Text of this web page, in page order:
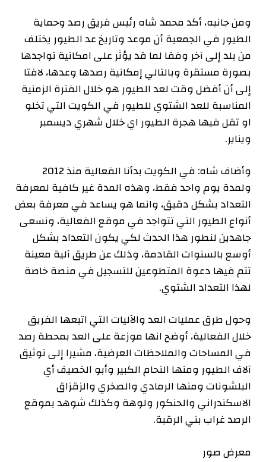
ومن جانبه، أكد محمد شاه رئيس فريق رصد وحماية
الطيور في الجمعية أن موعد وتاريخ عد الطيور يختلف
من بلد إلى آخر وفقا لما قد يؤثر على امكانية تواجدها
بصورة مستقرة وبالتالي إمكانية رصدها وعدها، لافتا
إلى أن أفضل وقت لعد الطيور هو خلال الفترة الزمنية
المناسبة للعد الشتوي للطيور في الكويت التي تخلو
او تقل فيها هجرة الطيور اي خلال شهري ديسمبر
ويناير.
وأضاف شاه: في الكويت بدأنا الفعالية منذ 2012
ولمدة يوم واحد فقط، وهذه المدة غير كافية لمعرفة
التعداد بشكل دقيق، وانما هو يساعد في معرفة بعض
أنواع الطيور التي تتواجد في موقع الفعالية، ونسعى
جاهدين لنطور هذا الحدث لكي يكون التعداد بشكل
أوسع بالسنوات القادمة، وذلك عن طريق آلية معينة
تتم فيها دعوة المتطوعين للتسجيل في منصة خاصة
لهذا التعداد الشتوي.
وحول طرق عمليات العد والآليات التي اتبعها الفريق
خلال الفعالية، أوضح انها موزعة على العد بمحطة رصد
في المساحات والملاحظات العرضية، مشيرا إلى توثيق
آلاف الطيور ومنها النحام الكبير وأبو الخصيف أي
البلشونات ومنها الرمادي والصخري والزقزاق
الاسكندراني والحنكور ولوهة وكذلك شوهد بموقع
الرصد غراب بني الرقبة.
معرض صور